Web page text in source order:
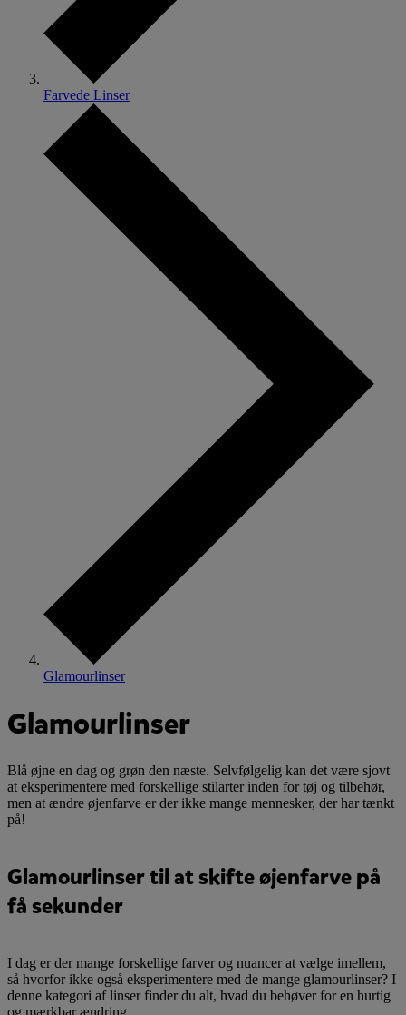
Farvede Linser
Glamourlinser
Glamourlinser
Blå øjne en dag og grøn den næste. Selvfølgelig kan det være sjovt
at eksperimentere med forskellige stilarter inden for tøj og tilbehør,
men at ændre øjenfarve er der ikke mange mennesker, der har tænkt
på!
Glamourlinser til at skifte øjenfarve på
få sekunder
I dag er der mange forskellige farver og nuancer at vælge imellem,
så hvorfor ikke også eksperimentere med de mange glamourlinser? I
denne kategori af linser finder du alt, hvad du behøver for en hurtig
og mærkbar ændring.